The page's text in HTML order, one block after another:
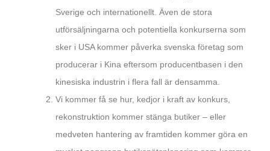
Sverige och internationellt. Även de stora
utförsäljningarna och potentiella konkurserna som
sker i USA kommer påverka svenska företag som
producerar i Kina eftersom producentbasen i den
kinesiska industrin i flera fall är densamma.
Vi kommer få se hur, kedjor i kraft av konkurs,
rekonstruktion kommer stänga butiker – eller
medveten hantering av framtiden kommer göra en